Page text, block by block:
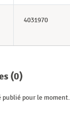
4031970
(0)
publié pour le moment.